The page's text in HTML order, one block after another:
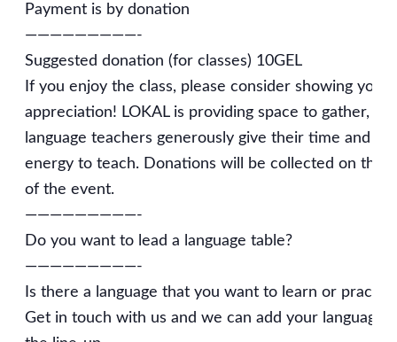
Payment is by donation
—————————-
Suggested donation (for classes) 10GEL
If you enjoy the class, please consider showing your
appreciation! LOKAL is providing space to gather, our
language teachers generously give their time and
energy to teach. Donations will be collected on the
of the event.
—————————-
Do you want to lead a language table?
—————————-
Is there a language that you want to learn or
Get in touch with us and we can add your language